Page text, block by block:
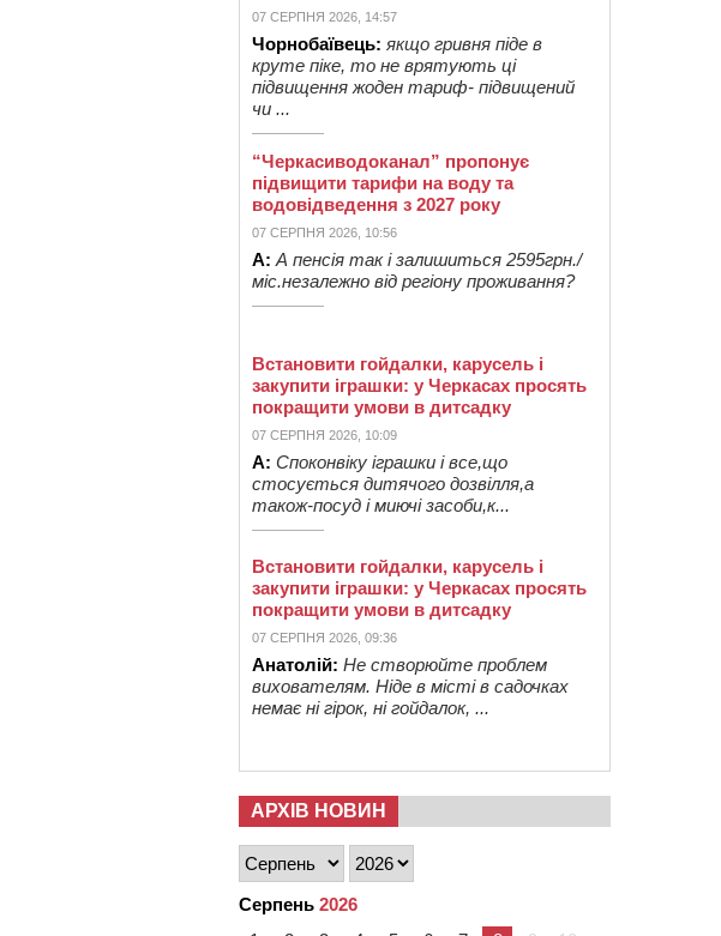
07 СЕРПНЯ 2026, 14:57
Чорнобаївець: якщо гривня піде в
круте піке, то не врятують ці
підвищення жоден тариф- підвищений
чи ...
“Черкасиводоканал” пропонує
підвищити тарифи на воду та
водовідведення з 2027 року
07 СЕРПНЯ 2026, 10:56
А: А пенсія так і залишиться 2595грн./
міс.незалежно від регіону проживання?
Встановити гойдалки, карусель і
закупити іграшки: у Черкасах просять
покращити умови в дитсадку
07 СЕРПНЯ 2026, 10:09
А: Споконвіку іграшки і все,що
стосується дитячого дозвілля,а
також-посуд і миючі засоби,к...
Встановити гойдалки, карусель і
закупити іграшки: у Черкасах просять
покращити умови в дитсадку
07 СЕРПНЯ 2026, 09:36
Анатолій: Не створюйте проблем
вихователям. Ніде в місті в садочках
немає ні гірок, ні гойдалок, ...
АРХІВ НОВИН
Серпень 2026